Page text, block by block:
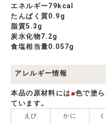
エネルギー79kcal
たんぱく質0.9g
脂質5.3g
炭水化物7.2g
食塩相当量0.057g
アレルギー情報
本品の原材料には■色で塗
ています。
えび かに